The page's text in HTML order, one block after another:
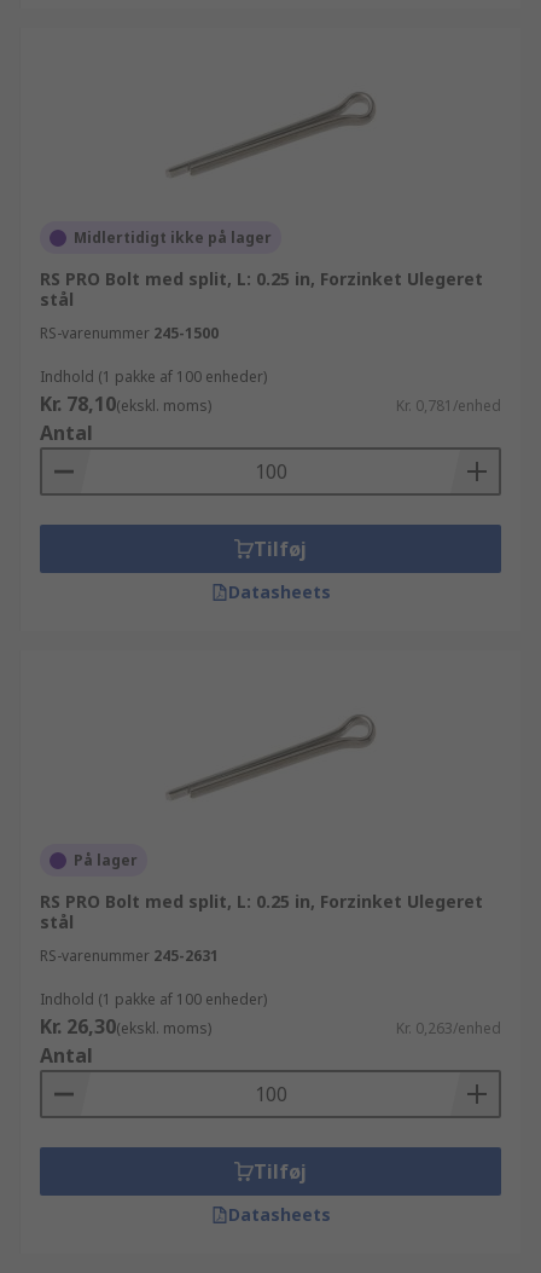
Midlertidigt ikke på lager
RS PRO Bolt med split, L: 0.25 in, Forzinket Ulegeret
stål
RS-varenummer 245-1500
Indhold (1 pakke af 100 enheder)
Kr. 78,10(ekskl. moms) Kr. 0,781/enhed
Antal
Tilføj
Datasheets
På lager
RS PRO Bolt med split, L: 0.25 in, Forzinket Ulegeret
stål
RS-varenummer 245-2631
Indhold (1 pakke af 100 enheder)
Kr. 26,30(ekskl. moms) Kr. 0,263/enhed
Antal
Tilføj
Datasheets